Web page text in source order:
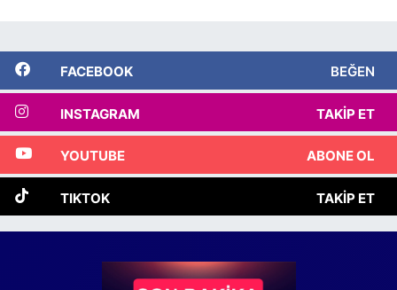
FACEBOOK BEĞEN
INSTAGRAM TAKIP ET
YOUTUBE ABONE OL
TIKTOK TAKIP ET